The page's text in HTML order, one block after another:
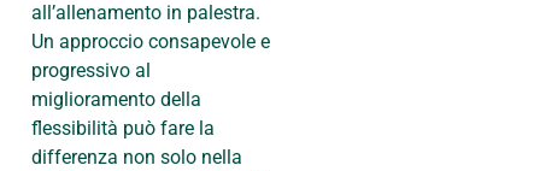
all’allenamento in palestra.
Un approccio consapevole e
progressivo al
miglioramento della
flessibilità può fare la
differenza non solo nella